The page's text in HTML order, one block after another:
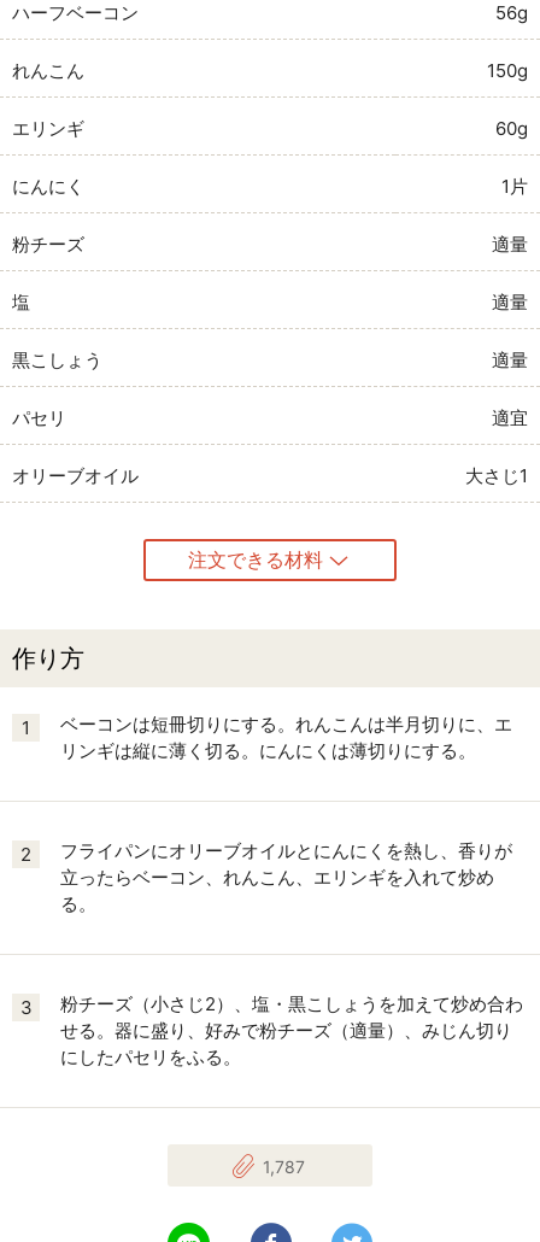
ハーフベーコン
56g
れんこん 150g
エリンギ 60g
にんにく 1片
粉チーズ 適量
塩 適量
黒こしょう 適量
パセリ 適宜
オリーブオイル 大さじ1
注文できる材料
作り方
1
ベーコンは短冊切りにする。れんこんは半月切りに、エ
リンギは縦に薄く切る。にんにくは薄切りにする。
2
フライパンにオリーブオイルとにんにくを熱し、香りが
立ったらベーコン、れんこん、エリンギを入れて炒め
る。
3
粉チーズ（小さじ2）、塩・黒こしょうを加えて炒め合わ
せる。器に盛り、好みで粉チーズ（適量）、みじん切り
にしたパセリをふる。
1,787
LINEで送る Facebookでシェアする